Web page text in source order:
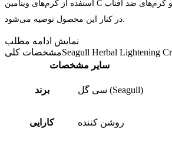
استفده از کرم‌های ویتامین C و شوینده‌ها، پاک کننده‌ها و کرم‌های ضد آفتاب
در کنار این محصول توصیه می‌شود.
نمایش ادامه مطلب
مشخصات کلیSeagull Herbal Lightening
سایر مشخصات
برند سی گل (Seagull)
کارایی روشن کننده